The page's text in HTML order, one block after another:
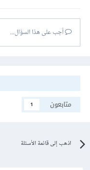
أجب على هذا السؤال...
متابعون
1
اذهب إلى قائمة الأسئلة